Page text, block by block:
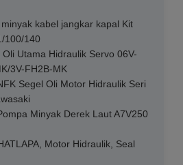
kabel jangkar kapal Kit
100/140
Utama Hidraulik Servo 06V-
3V-FH2B-MK
Segel Oli Motor Hidraulik Seri
Minyak Derek Laut A7V250
Motor Hidraulik, Seal